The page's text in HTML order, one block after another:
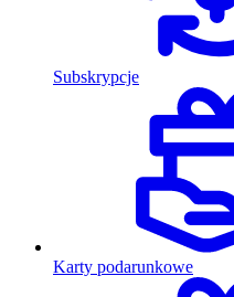
Subskrypcje
Karty podarunkowe